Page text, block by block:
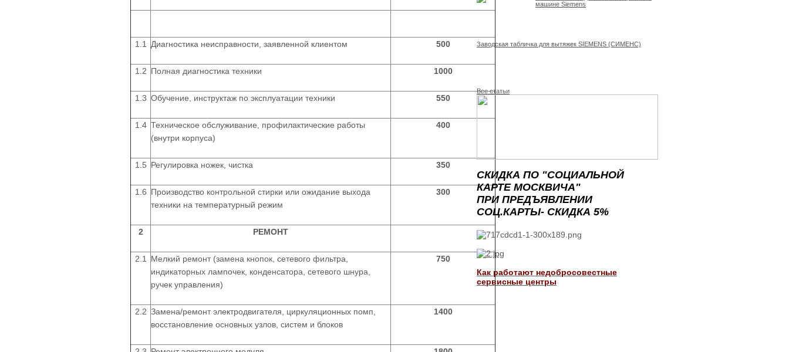
1.1 Диагностика неисправности, заявленной клиентом 500
1.2 Полная диагностика техники 1000
1.3 Обучение, инструктаж по эксплуатации техники 550
1.4 Техническое обслуживание, профилактические работы
(внутри корпуса)
400
1.5 Регулировка ножек, чистка 350
1.6 Производство контрольной стирки или ожидание выхода
техники на температурный режим
300
2 РЕМОНТ
2.1
Мелкий ремонт (замена кнопок, сетевого фильтра,
индикаторных лампочек, конденсатора, сетевого шнура,
ручек управления)
750
2.2 Замена/ремонт электродвигателя, циркуляционных помп,
восстановление основных узлов, систем и блоков
1400
машине Siemens
Заводская табличка для вытяжек SIEMENS (СИМЕНС)
Все статьи
СКИДКА ПО "СОЦИАЛЬНОЙ
КАРТЕ МОСКВИЧА"
ПРИ ПРЕДЪЯВЛЕНИИ
СОЦ.КАРТЫ- СКИДКА 5%
Как работают недобросовестные
сервисные центры